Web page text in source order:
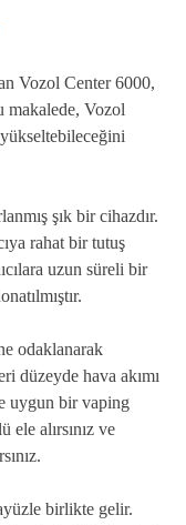
Vozol Center 6000,
makalede, Vozol
şık bir cihazdır.
rahat bir tutuş
uzun süreli bir
odaklanarak
düzeyde hava akımı
uygun bir vaping
alırsınız ve
birlikte gelir.